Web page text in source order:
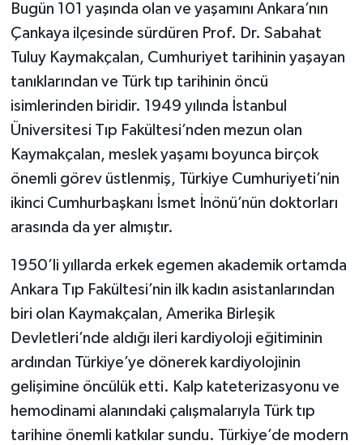
Bugün 101 yaşında olan ve yaşamını Ankara’nın
Çankaya ilçesinde sürdüren Prof. Dr. Sabahat
Tuluy Kaymakçalan, Cumhuriyet tarihinin yaşayan
tanıklarından ve Türk tıp tarihinin öncü
isimlerinden biridir. 1949 yılında İstanbul
Üniversitesi Tıp Fakültesi’nden mezun olan
Kaymakçalan, meslek yaşamı boyunca birçok
önemli görev üstlenmiş, Türkiye Cumhuriyeti’nin
ikinci Cumhurbaşkanı İsmet İnönü’nün doktorları
arasında da yer almıştır.
1950’li yıllarda erkek egemen akademik ortamda
Ankara Tıp Fakültesi’nin ilk kadın asistanlarından
biri olan Kaymakçalan, Amerika Birleşik
Devletleri’nde aldığı ileri kardiyoloji eğitiminin
ardından Türkiye’ye dönerek kardiyolojinin
gelişimine öncülük etti. Kalp kateterizasyonu ve
hemodinami alanındaki çalışmalarıyla Türk tıp
tarihine önemli katkılar sundu. Türkiye’de modern